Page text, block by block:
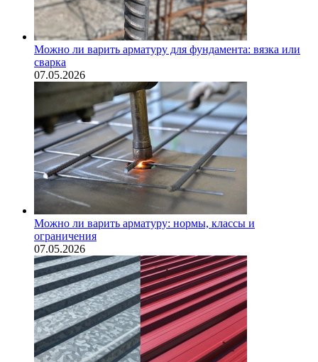
Можно ли варить арматуру для фундамента: вязка или
сварка
07.05.2026
Можно ли варить арматуру: нормы, классы и
ограничения
07.05.2026